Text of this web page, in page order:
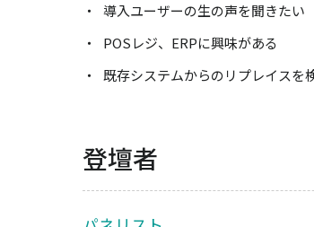
導入ユーザーの生の声を聞きたい
POSレジ、ERPに興味がある
既存システムからのリプレイスを
登壇者